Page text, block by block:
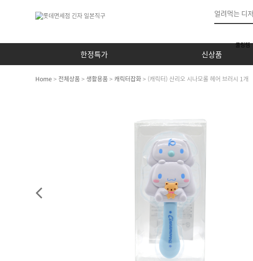
쿨링템
한정특가 신상품
Home > 전체상품> 생활용품> 캐릭터잡화> (캐릭터) 산리오 시나모롤 헤어 브러시 1개